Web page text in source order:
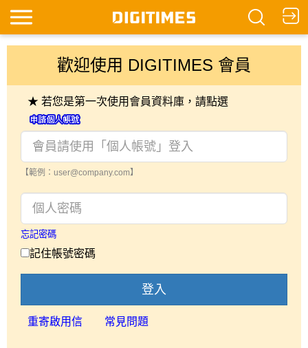
歡迎使用 DIGITIMES 會員
★ 若您是第一次使用會員資料庫，請點選
【範例：user@company.com】
忘記密碼
記住帳號密碼
登入
重寄啟用信 常見問題